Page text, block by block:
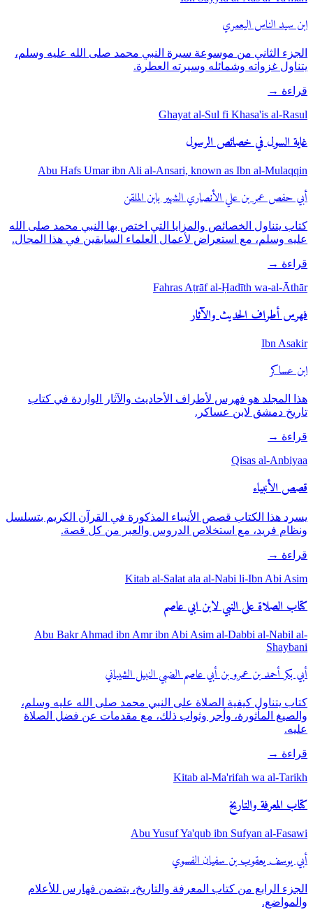
ابن سيد الناس اليعمري
الجزء الثاني من موسوعة سيرة النبي محمد صلى الله عليه وسلم،
يتناول غزواته وشمائله وسيرته العطرة.
قراءة →
Ghayat al-Sul fi Khasa'is al-Rasul
غاية السول في خصائص الرسول
Abu Hafs Umar ibn Ali al-Ansari, known as Ibn al-Mulaqqin
أبي حفص عمر بن علي الأنصاري الشهير بابن الملقن
كتاب يتناول الخصائص والمزايا التي اختص بها النبي محمد صلى الله
عليه وسلم، مع استعراض لأعمال العلماء السابقين في هذا المجال.
قراءة →
Fahras Aṭrāf al-Ḥadīth wa-al-Āthār
فهرس أطراف الحديث والآثار
Ibn Asakir
ابن عساكر
هذا المجلد هو فهرس لأطراف الأحاديث والآثار الواردة في كتاب
تاريخ دمشق لابن عساكر.
قراءة →
Qisas al-Anbiyaa
قصص الأنبياء
يسرد هذا الكتاب قصص الأنبياء المذكورة في القرآن الكريم بتسلسل
ونظام فريد، مع استخلاص الدروس والعبر من كل قصة.
قراءة →
Kitab al-Salat ala al-Nabi li-Ibn Abi Asim
كتاب الصلاة على النبي لابن ابي عاصم
Abu Bakr Ahmad ibn Amr ibn Abi Asim al-Dabbi al-Nabil al-
Shaybani
أبي بكر أحمد بن عمرو بن أبي عاصم الضبي النبيل الشيباني
كتاب يتناول كيفية الصلاة على النبي محمد صلى الله عليه وسلم،
والصيغ المأثورة، وأجر وثواب ذلك، مع مقدمات عن فضل الصلاة
عليه.
قراءة →
Kitab al-Ma'rifah wa al-Tarikh
كتاب المعرفة والتاريخ
Abu Yusuf Ya'qub ibn Sufyan al-Fasawi
أبي يوسف يعقوب بن سفيان الفسوي
الجزء الرابع من كتاب المعرفة والتاريخ، يتضمن فهارس للأعلام
والمواضع.